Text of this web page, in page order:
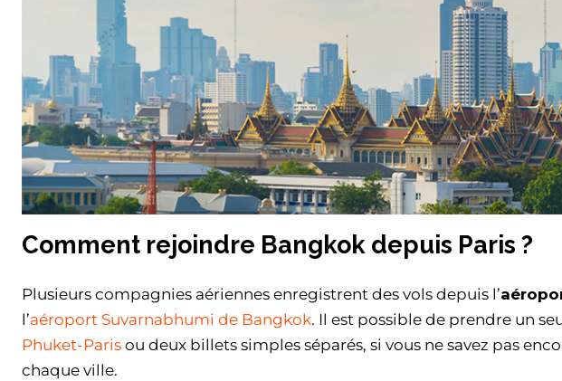
Comment rejoindre Bangkok depuis Paris ?
Plusieurs compagnies aériennes enregistrent des vols depuis l’
l’aéroport Suvarnabhumi de Bangkok. Il est possible de prendre un
Phuket-Paris ou deux billets simples séparés, si vous ne savez pas
chaque ville.